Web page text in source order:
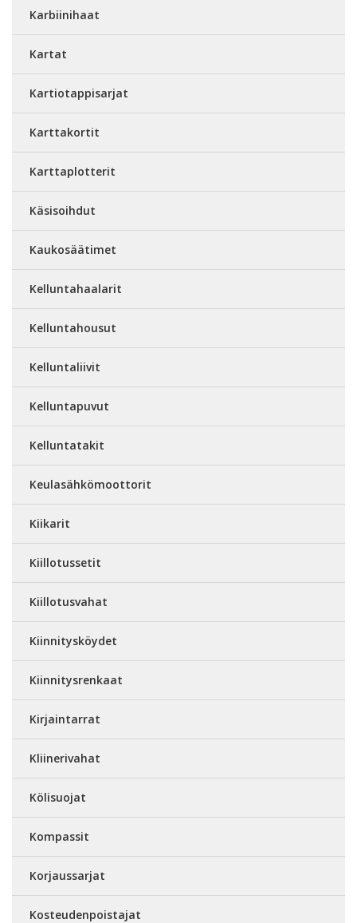
Karbiinihaat
Kartat
Kartiotappisarjat
Karttakortit
Karttaplotterit
Käsisoihdut
Kaukosäätimet
Kelluntahaalarit
Kelluntahousut
Kelluntaliivit
Kelluntapuvut
Kelluntatakit
Keulasähkömoottorit
Kiikarit
Kiillotussetit
Kiillotusvahat
Kiinnitysköydet
Kiinnitysrenkaat
Kirjaintarrat
Kliinerivahat
Kölisuojat
Kompassit
Korjaussarjat
Kosteudenpoistajat